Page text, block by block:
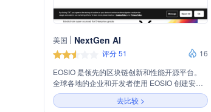
美国 NextGen AI
评分 51
16
EOSIO 是领先的区块链创新和性能开源平台。
全球各地的企业和开发者使用 EOSIO 创建安
全、透明且确定性的数字基础设施。
去比较 >